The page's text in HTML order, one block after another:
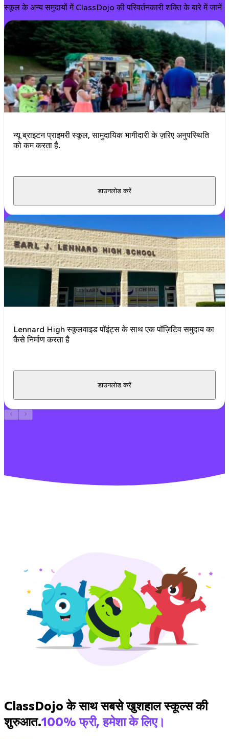
स्कूल के अन्य समुदायों में ClassDojo की परिवर्तनकारी शक्ति के बारे में जानें
न्यू ब्राइटन प्राइमरी स्कूल, सामुदायिक भागीदारी के ज़रिए अनुपस्थिति
को कम करता है.
डाउनलोड करें
Lennard High स्कूलवाइड पॉइंट्स के साथ एक पॉज़िटिव समुदाय का
कैसे निर्माण करता है
डाउनलोड करें
ClassDojo के साथ सबसे खुशहाल स्कूल्स की
शुरुआत.100% फ्री, हमेशा के लिए।